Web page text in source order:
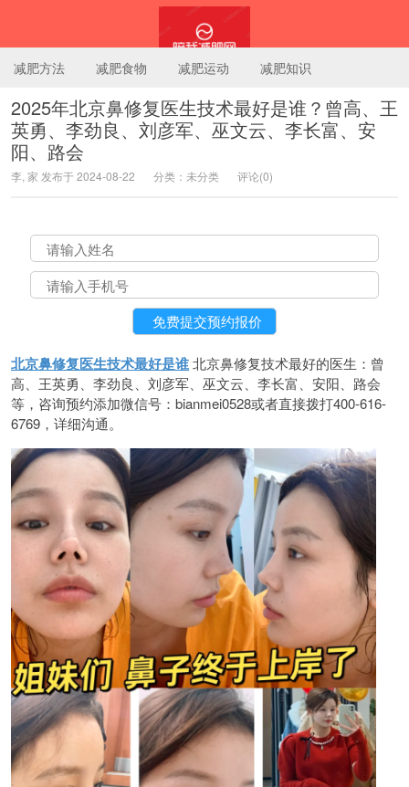
陪我减肥网
减肥方法 减肥食物 减肥运动 减肥知识
2025年北京鼻修复医生技术最好是谁？曾高、王
英勇、李劲良、刘彦军、巫文云、李长富、安
阳、路会
李, 家 发布于 2024-08-22 分类：未分类 评论(0)
北京鼻修复医生技术最好是谁北京鼻修复技术最好的医生：曾
高、王英勇、李劲良、刘彦军、巫文云、李长富、安阳、路会
等，咨询预约添加微信号：bianmei0528或者直接拨打400-616-
6769，详细沟通。